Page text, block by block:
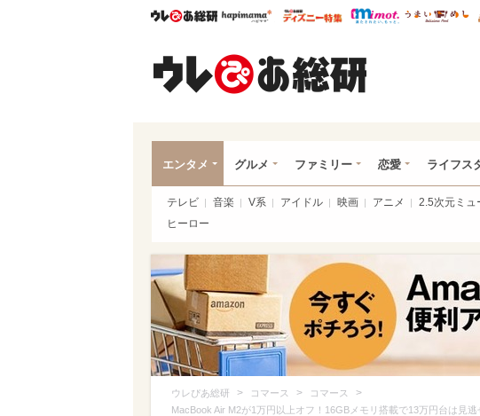
ウレぴあ総研ハピママ* ウレぴあ総研 ディズ
mimot.
エンタメ グルメ ファミリー 恋愛 ライフス
テレビ 音楽 V系 アイドル 映画 アニメ 2.5次元ミュ
ヒーロー
ウレぴあ総研 > コマース > コマース >
MacBook Air M2が1万円以上オフ！16GBメモリ搭載で13万円台は見